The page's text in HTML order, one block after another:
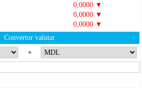
0,0000 ▼
0,0000 ▼
0,0000 ▼
Convertor valutar
»